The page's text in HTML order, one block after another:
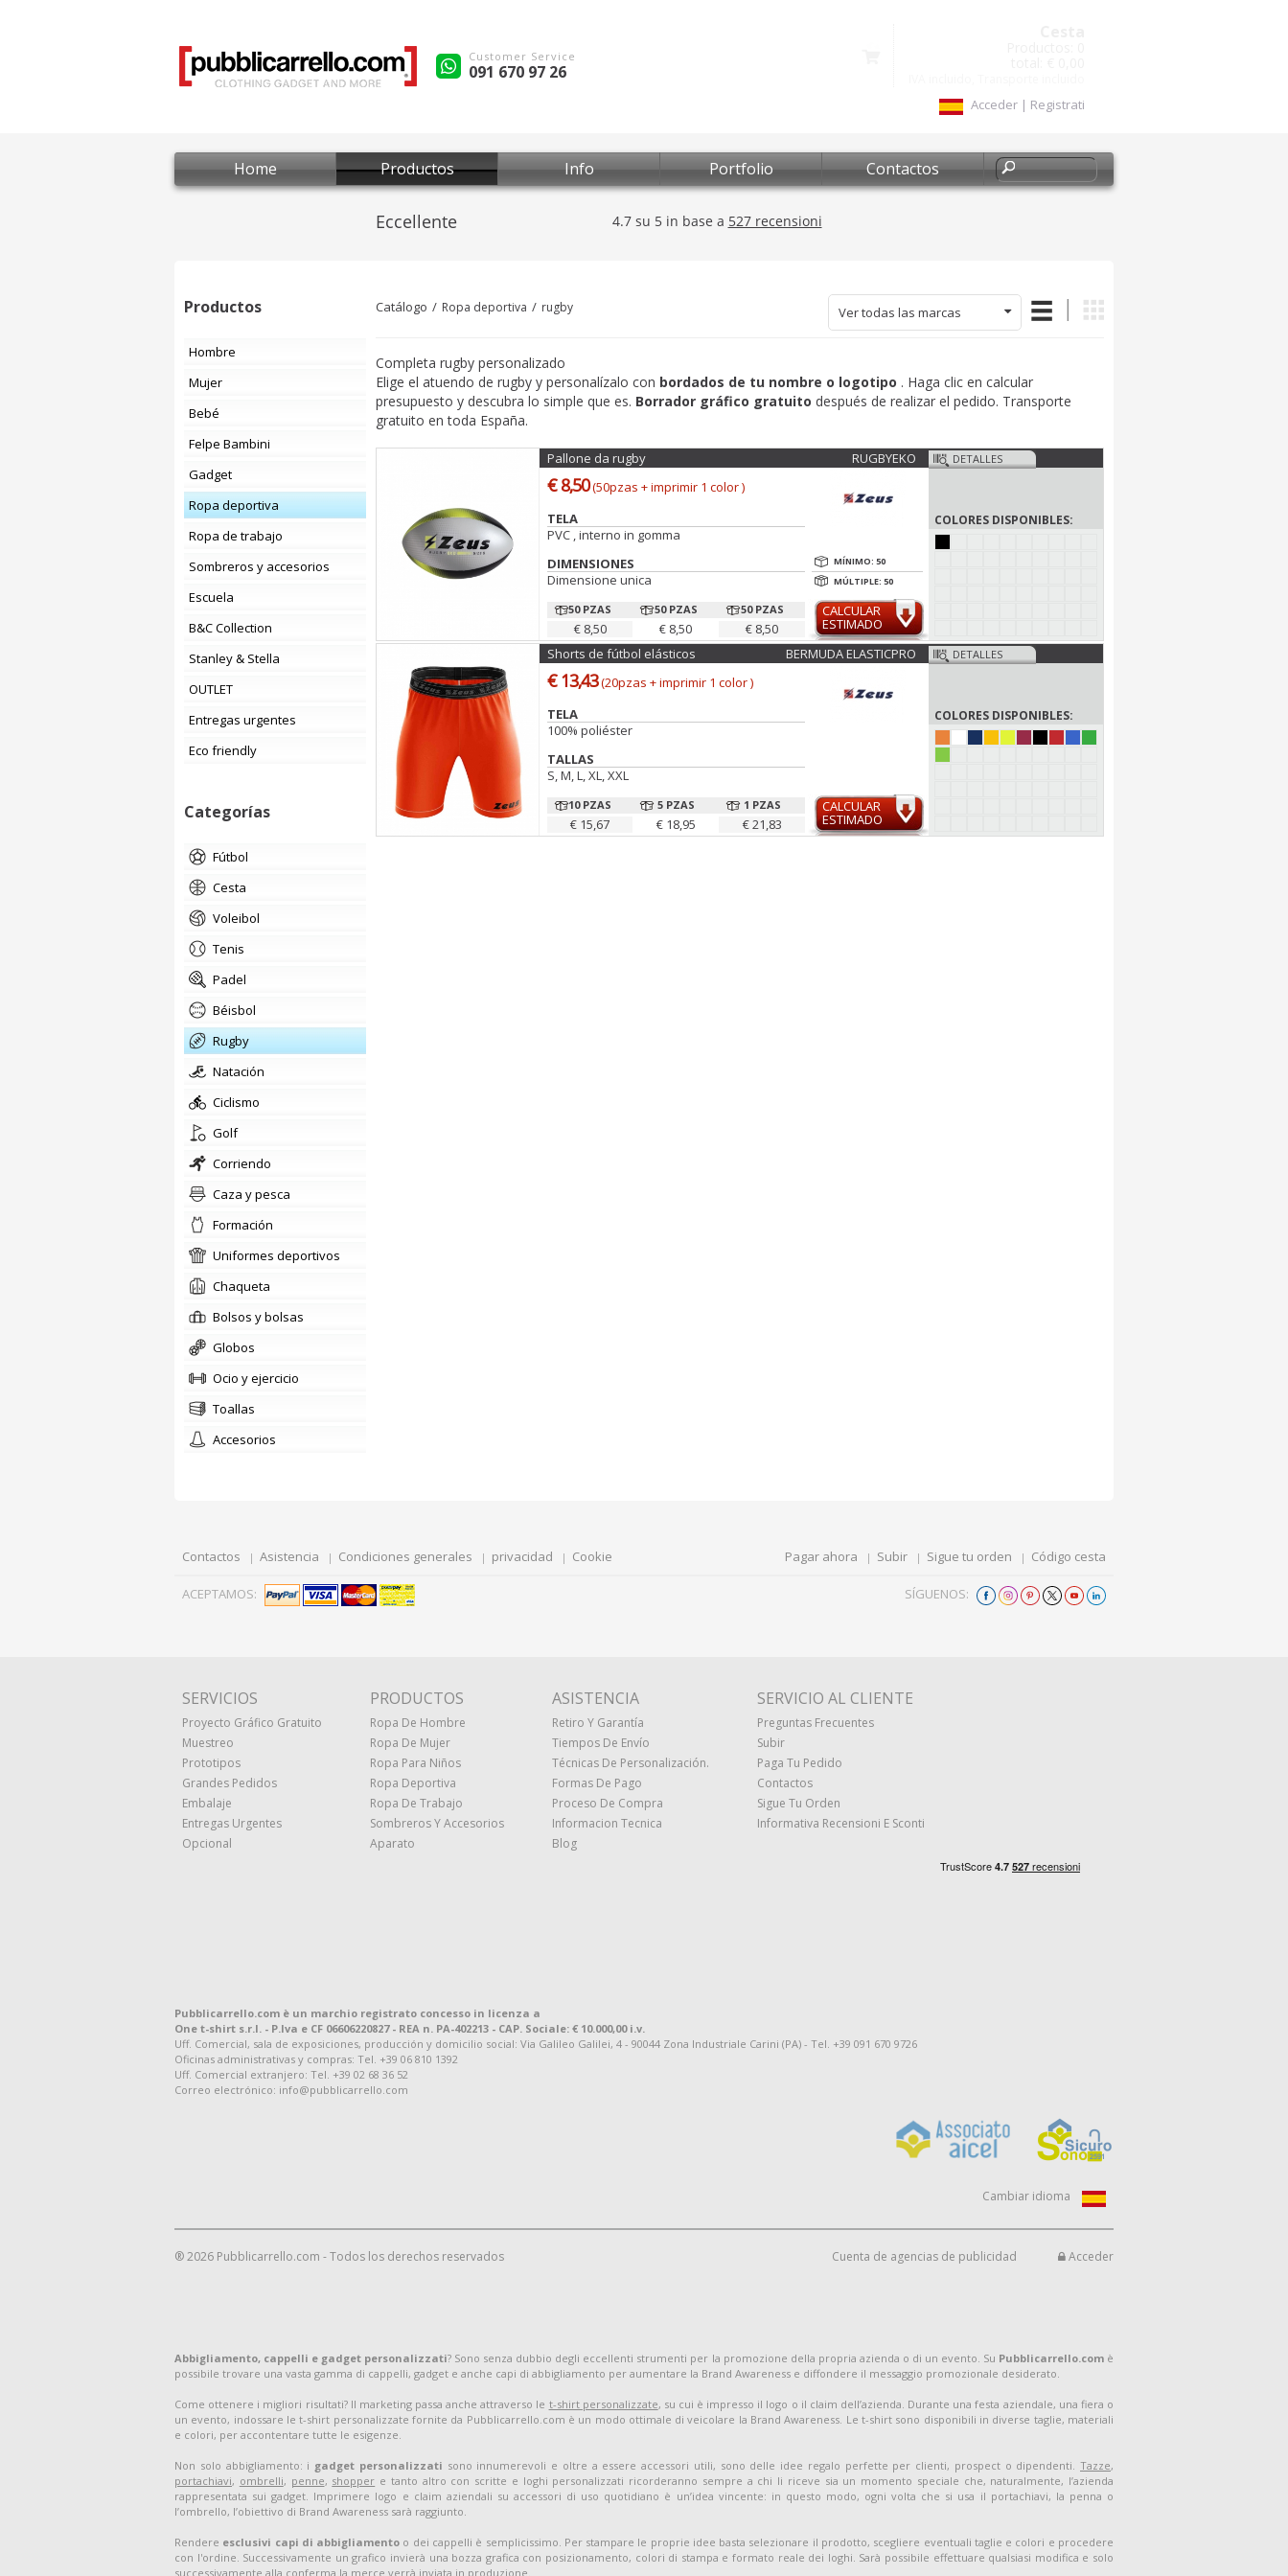
Customer Service
091 670 97 26
Acceder | Registrati
Home Productos Info Portfolio Contactos
Productos
Hombre
Mujer
Bebé
Felpe Bambini
Gadget
Ropa deportiva
Ropa de trabajo
Sombreros y accesorios
Escuela
B&C Collection
Stanley & Stella
OUTLET
Entregas urgentes
Eco friendly
Categorías
fútbol
cesta
voleibol
tenis
padel
béisbol
rugby
natación
ciclismo
golf
corriendo
Caza y pesca
formación
uniformes deportivos
chaqueta
bolsos y bolsas
globos
Ocio y ejercicio
toallas
accesorios
Catálogo Ropa deportiva rugby Ver todas las marcas
Completa rugby personalizado
Elige el atuendo de rugby y personalízalo con bordados de tu nombre o logotipo . Haga clic en calcular
presupuesto y descubra lo simple que es. Borrador gráfico gratuito después de realizar el pedido. Transporte
gratuito en toda España.
Pallone da rugby RUGBYEKO
€ 8,50(50pzas + imprimir 1 color )
TELA
PVC , interno in gomma
DIMENSIONES
Dimensione unica
50 PZAS
€ 8,50
50 PZAS
€ 8,50
50 PZAS
€ 8,50
MÍNIMO: 50
MÚLTIPLE: 50
CALCULAR
ESTIMADO
DETALLES
COLORES DISPONIBLES:
Shorts de fútbol elásticos BERMUDA ELASTICPRO
€ 13,43(20pzas + imprimir 1 color )
TELA
100% poliéster
TALLAS
S, M, L, XL, XXL
10 PZAS
€ 15,67
5 PZAS
€ 18,95
1 PZAS
€ 21,83
CALCULAR
ESTIMADO
DETALLES
COLORES DISPONIBLES:
Contactos Asistencia Condiciones generales privacidad Cookie Pagar ahora Subir Sigue tu orden Código cesta
ACEPTAMOS: SÍGUENOS:
SERVICIOS
Proyecto Gráfico Gratuito
Muestreo
Prototipos
Grandes Pedidos
Embalaje
Entregas Urgentes
Opcional
PRODUCTOS
Ropa De Hombre
Ropa De Mujer
Ropa Para Niños
Ropa Deportiva
Ropa De Trabajo
Sombreros Y Accesorios
Aparato
ASISTENCIA
Retiro Y Garantía
Tiempos De Envío
Técnicas De Personalización.
Formas De Pago
Proceso De Compra
Informacion Tecnica
Blog
SERVICIO AL CLIENTE
Preguntas Frecuentes
Subir
Paga Tu Pedido
Contactos
Sigue Tu Orden
Informativa Recensioni E Sconti
Pubblicarrello.com è un marchio registrato concesso in licenza a
One t-shirt s.r.l. - P.Iva e CF 06606220827 - REA n. PA-402213 - CAP. Sociale: € 10.000,00 i.v.
Uff. Comercial, sala de exposiciones, producción y domicilio social: Via Galileo Galilei, 4 - 90044 Zona Industriale Carini (PA) - Tel. +39 091 670 9726
Oficinas administrativas y compras: Tel. +39 06 810 1392
Uff. Comercial extranjero: Tel. +39 02 68 36 52
Correo electrónico: info@pubblicarrello.com
Cambiar idioma
® 2026 Pubblicarrello.com - Todos los derechos reservados Cuenta de agencias de publicidad Acceder
Abbigliamento, cappelli e gadget personalizzati? Sono senza dubbio degli eccellenti strumenti per la promozione della propria azienda o di un evento. Su Pubblicarrello.comè
possibile trovare una vasta gamma di cappelli, gadget e anche capi di abbigliamento per aumentare la Brand Awareness e diffondere il messaggio promozionale desiderato.
Come ottenere i migliori risultati? Il marketing passa anche attraverso le t-shirt personalizzate, su cui è impresso il logo o il claim dell’azienda. Durante una festa aziendale, una fiera o
un evento, indossare le t-shirt personalizzate fornite da Pubblicarrello.com è un modo ottimale di veicolare la Brand Awareness. Le t-shirt sono disponibili in diverse taglie, materiali
e colori, per accontentare tutte le esigenze.
Non solo abbigliamento: i gadget personalizzati sono innumerevoli e oltre a essere accessori utili, sono delle idee regalo perfette per clienti, prospect o dipendenti. Tazze,
portachiavi, ombrelli, penne, shopper e tanto altro con scritte e loghi personalizzati ricorderanno sempre a chi li riceve sia un momento speciale che, naturalmente, l’azienda
rappresentata sui gadget. Imprimere logo e claim aziendali su accessori di uso quotidiano è un’idea vincente: in questo modo, ogni volta che si usa il portachiavi, la penna o
l’ombrello, l’obiettivo di Brand Awareness sarà raggiunto.
Rendere esclusivi capi di abbigliamento o dei cappelli è semplicissimo. Per stampare le proprie idee basta selezionare il prodotto, scegliere eventuali taglie e colori e procedere
con l'ordine. Successivamente un grafico invierà una bozza grafica con posizionamento, colori di stampa e formato reale dei loghi. Sarà possibile effettuare qualsiasi modifica e solo
successivamente alla conferma la merce verrà inviata in produzione.